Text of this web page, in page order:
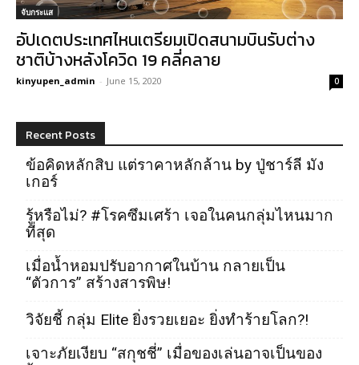
จับกระแส
อัปเดตประเทศไหนเตรียมเปิดสนามบินรับต่าง
ชาติบ้างหลังโควิด 19 คลี่คลาย
kinyupen_admin - June 15, 2020 0
Recent Posts
ข้อคิดหลักสิบ แต่ราคาหลักล้าน by ปู่ชาร์ลี มัง
เกอร์
รู้หรือไม่? #โรคซึมเศร้า เจอในคนกลุ่มไหนมาก
ที่สุด
เมื่อน้ำหอมปรับอากาศในบ้าน กลายเป็น
“ตัวการ” สร้างสารพิษ!
วิจัยชี้ กลุ่ม Elite ยิ่งรวยเยอะ ยิ่งทำร้ายโลก?!
เจาะภัยเงียบ “สกุชชี่” เมื่อของเล่นอาจเป็นของ